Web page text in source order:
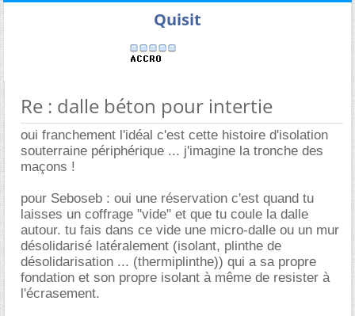
Quisit
Re : dalle béton pour intertie
oui franchement l'idéal c'est cette histoire d'isolation
souterraine périphérique ... j'imagine la tronche des
maçons !
pour Seboseb : oui une réservation c'est quand tu
laisses un coffrage "vide" et que tu coule la dalle
autour. tu fais dans ce vide une micro-dalle ou un mur
désolidarisé latéralement (isolant, plinthe de
désolidarisation ... (thermiplinthe)) qui a sa propre
fondation et son propre isolant à même de resister à
l'écrasement.